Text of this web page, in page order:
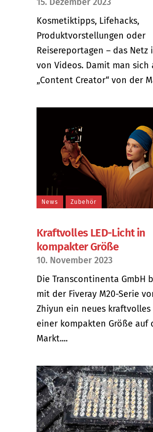
Kosmetiktipps, Lifehacks,
Produktvorstellungen oder
Reisereportagen – das Netz
von Videos. Damit man sich
„Content Creator“ von der
News Zubehör
Kraftvolles LED-Licht in
kompakter Größe
10. November 2023
Die Transcontinenta GmbH
mit der Fiveray M20-Serie
Zhiyun ein neues
einer kompakten Größe auf
Markt....